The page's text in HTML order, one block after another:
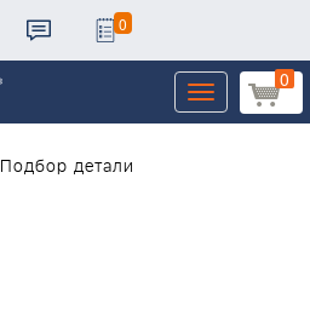
0
0
Toggle
navigation
Подбор детали